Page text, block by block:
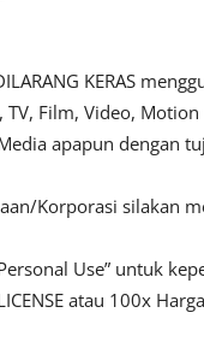
KERAS
Film, Video,
apapun dengan
Korporasi silakan
Use” untuk
atau 100x